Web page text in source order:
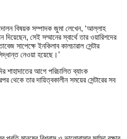
বিষয়ক সম্পাদক জুমা লেখেন, ‘আল্লাহ
দিয়েছেন, সেই সম্মানের স্বার্থে তার ওয়ারিশদের
সাপেক্ষে ইনকিলাব কালচারাল সেন্টার
নেওয়া হয়েছে।’
শাহাদাতের আগে পরিচালিত ব্যাংক
থেকে তার দায়িত্বকালীন সময়ের সেন্টারের সব